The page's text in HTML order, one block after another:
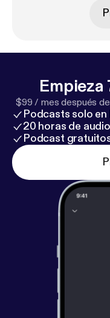
Empieza
$99 / mes después de
Podcasts solo en
20 horas de
Podcast